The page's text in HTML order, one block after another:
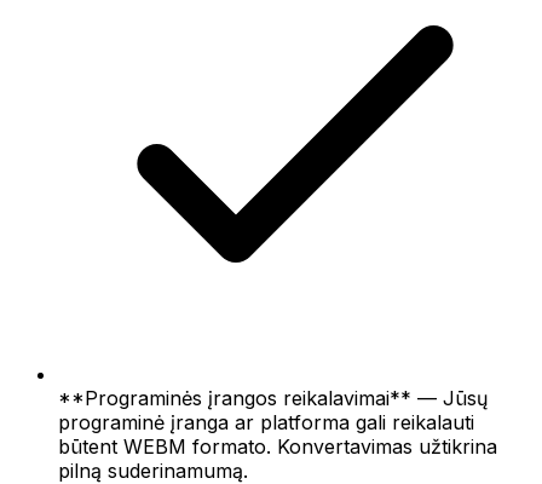
**Programinės įrangos reikalavimai** — Jūsų
programinė įranga ar platforma gali reikalauti
būtent WEBM formato. Konvertavimas užtikrina
pilną suderinamumą.